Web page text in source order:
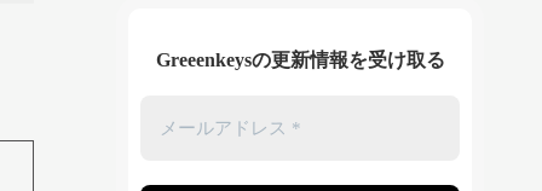
Greeenkeysの更新情報を受け取る